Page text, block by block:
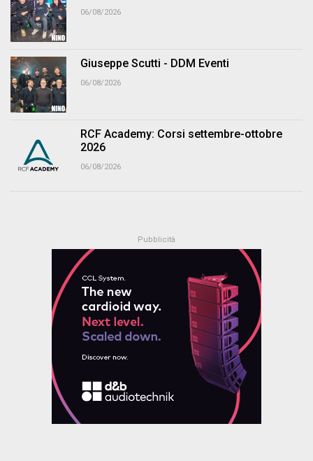
06/08/2026
Giuseppe Scutti - DDM Eventi
06/08/2026
RCF Academy: Corsi settembre-ottobre
2026
06/08/2026